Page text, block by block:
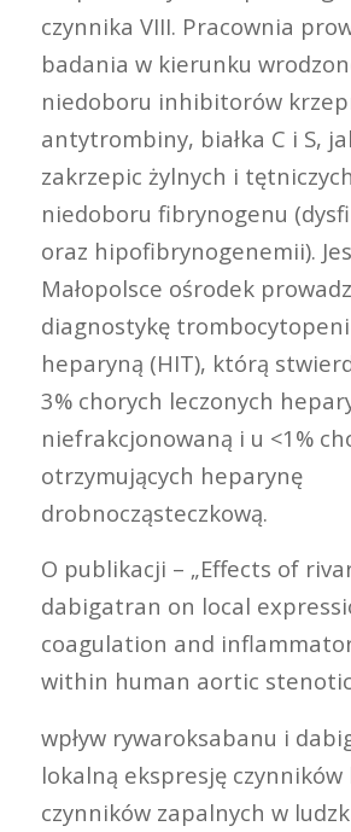
czynnika VIII. Pracownia
badania w kierunku
niedoboru inhibitorów
antytrombiny, białka C i S,
zakrzepic żylnych i
niedoboru fibrynogenu
oraz hipofibrynogenemii).
Małopolsce ośrodek
diagnostykę
heparyną (HIT), którą
3% chorych leczonych
niefrakcjonowaną i u <1%
otrzymujących heparynę
drobnocząsteczkową.
O publikacji – „Effects of
dabigatran on local
coagulation and
within human aortic stenotic
wpływ rywaroksabanu i
lokalną ekspresję
czynników zapalnych w